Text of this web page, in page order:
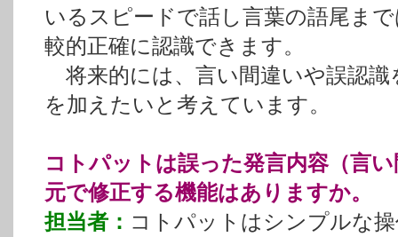
いるスピードで話し言葉の語尾ま
較的正確に認識できます。
将来的には、言い間違いや誤認識
を加えたいと考えています。
コトパットは誤った発言内容（言
元で修正する機能はありますか。
担当者： コトパットはシンプルな